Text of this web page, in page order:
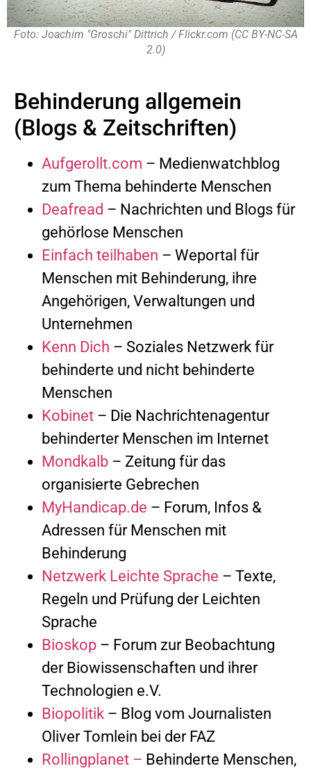
Foto: Joachim "Groschi" Dittrich / Flickr.com (CC BY-NC-SA
2.0)
Behinderung allgemein
(Blogs & Zeitschriften)
Aufgerollt.com – Medienwatchblog
zum Thema behinderte Menschen
Deafread – Nachrichten und Blogs für
gehörlose Menschen
Einfach teilhaben – Weportal für
Menschen mit Behinderung, ihre
Angehörigen, Verwaltungen und
Unternehmen
Kenn Dich – Soziales Netzwerk für
behinderte und nicht behinderte
Menschen
Kobinet – Die Nachrichtenagentur
behinderter Menschen im Internet
Mondkalb – Zeitung für das
organisierte Gebrechen
MyHandicap.de – Forum, Infos &
Adressen für Menschen mit
Behinderung
Netzwerk Leichte Sprache – Texte,
Regeln und Prüfung der Leichten
Sprache
Bioskop – Forum zur Beobachtung
der Biowissenschaften und ihrer
Technologien e.V.
Biopolitik – Blog vom Journalisten
Oliver Tomlein bei der FAZ
Rollingplanet – Behinderte Menschen,